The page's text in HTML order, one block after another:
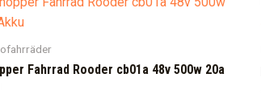
Fahrrad Rooder cb01a 48v 500w 20a